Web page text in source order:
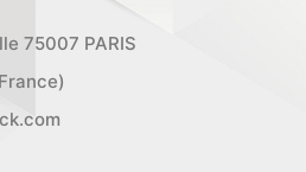
75007 PARIS